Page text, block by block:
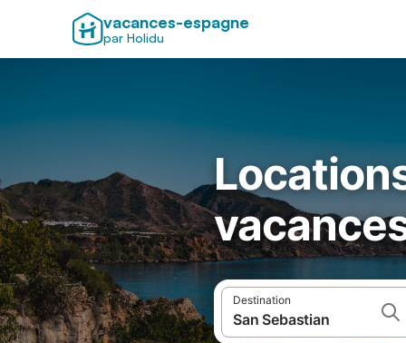
vacances-espagne
par Holidu
Destination